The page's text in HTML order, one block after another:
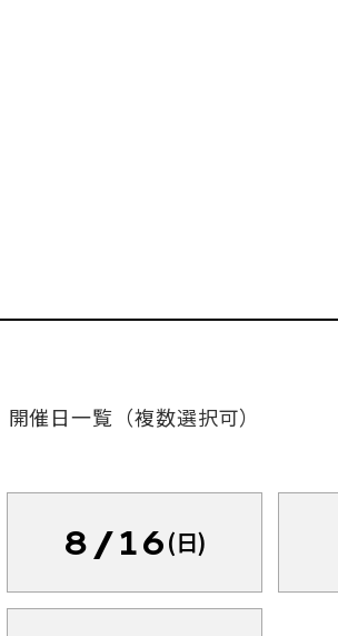
開催日一覧（複数選択可）
8/16(日)